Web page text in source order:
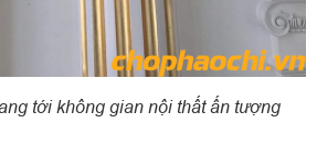
tới không gian nội thất ấn tượng